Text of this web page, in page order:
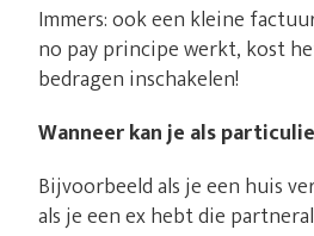
Immers: ook een kleine
no pay principe werkt, kost
bedragen inschakelen!
Wanneer kan je als
Bijvoorbeeld als je een huis
als je een ex hebt die